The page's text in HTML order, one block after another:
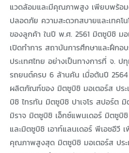
แวดล้อมและมีคุณภาพสูง เพียบพร้อม
ปลอดภัย ความสะดวกสบายและเทคโ
ของลูกค้า ในปี พ.ศ. 2561 มิตซูบิชิ มอ
เปิดทำการ สถาบันการศึกษาและฝึก
ประเทศไทย อย่างเป็นทางการที่ จ.
รถยนต์ครบ 6 ล้านคัน เมื่อต้นปี
ผลิตภัณฑ์ของ มิตซูบิชิ มอเตอร์ส ประ
บิชิ ไทรทัน มิตซูบิชิ ปาเจโร สปอร์ต
มิราจ มิตซูบิชิ เอ็กซ์แพนเดอร์ มิตซูบิ
และมิตซูบิชิ เอาท์แลนเดอร์ พีเอชอีวี
คุณภาพสูงสุด มิตซูบิชิ มอเตอร์ส ประ